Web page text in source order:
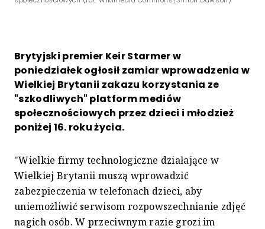
Brytyjski premier Keir Starmer w
poniedziałek ogłosił zamiar wprowadzenia w
Wielkiej Brytanii zakazu korzystania ze
"szkodliwych" platform mediów
społecznościowych przez dzieci i młodzież
poniżej 16. roku życia.
"Wielkie firmy technologiczne działające w
Wielkiej Brytanii muszą wprowadzić
zabezpieczenia w telefonach dzieci, aby
uniemożliwić serwisom rozpowszechnianie zdjęć
nagich osób. W przeciwnym razie grozi im